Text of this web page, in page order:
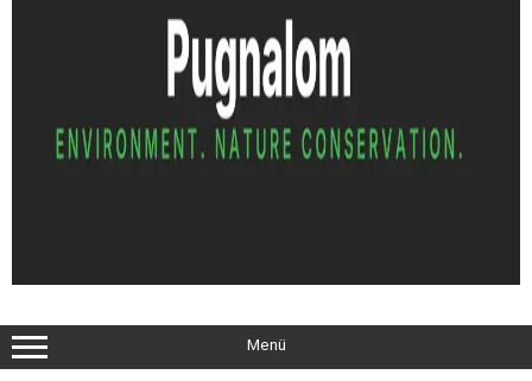
Menü